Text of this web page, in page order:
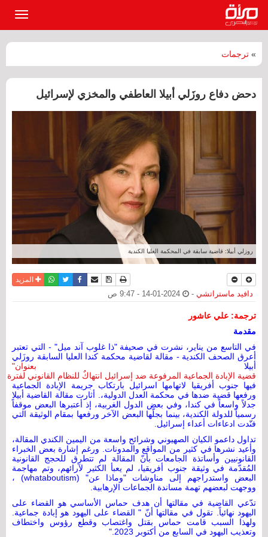
» ترجمات
دحض دفاع روزَلي أبيلا العاطفي والمخزي لإسرائيل
روزلي أبيلا: قاضية سابقة في المحكمة العليا الكندية
نسخة للطباعة
حفظ الموضوع
أرسل الى صديق
فيسبوكتويترواتسابالمزيد
دافيد ماستراتشي -
ترجمة: علي عاشور
مقدمة
في التاسع من يناير، نشرت في صحيفة "ذا غلوب آند ميل" - التي تعتبر
أعرق الصحف الكندية - مقالة لقاضية محكمة كندا العليا السابقة روزَلي
أبيلا بعنوان"
قضية الإبادة الجماعية المرفوعة ضد إسرائيل انتهاكٌ للنظام القانوني لفترة
فيها جنوب أفريقيا لاتهامها اسرائيل بارتكاب جريمة الإبادة الجماعية
ورفعها قضية ضدها في محكمة العدل الدولية،. أثارت مقالة القاضية أبيلا
جدلاً واسعاً في كندا، وفي بعض الدول الغربية، إذ أعتبرها البعض موقفاً
رسمياً للدولة الكندية، بينما بجلّها البعض الآخر ورفعها بمقام الوثيقة التي
فنّدت ادعاءات أعداء إسرائيل.
تداول داعمو الكيان الصهيوني وشرائح واسعة من اليمين الكندي المقالة،
وأعيد نشرها في كثير من المواقع والمدونات. ورغم إشارة بعض الخبراء
القانونيين وأساتذة الجامعات بأنّ المقالة لم تتطرق للحجج القانونية
المُقدّمة في وثيقة جنوب أفريقيا، لم يعبأ الكثير لآرائهم، وتم مهاجمة
البعض واستدراجهم إلى مناوشات "وماذا عن" (whataboutism) ،
ووجهت لبعضهم تهمة مساندة الجماعات الإرهابية.
تدّعي القاضية في مقالتها أن هدف حماس الأساسي هو القضاء على
اليهود نهائياً. تقول في مقالتها أنّ " القضاء على اليهود هو إبادة جماعية.
ولهذا السبب قامت حماس بقتل واغتصاب وقطع رؤوس واختطاف
وتعذيب اليهود في السابع من أكتوبر 2023."